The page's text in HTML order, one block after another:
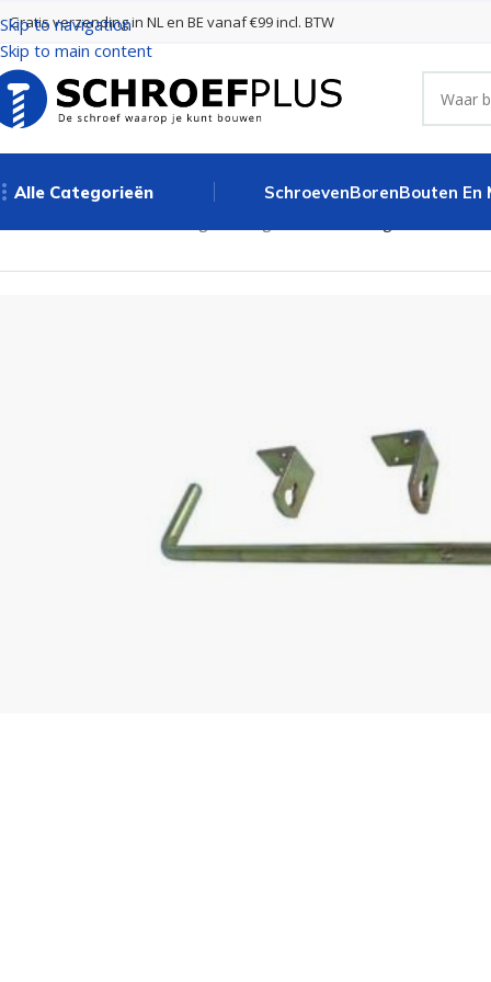
Skip to navigation
Skip to main content
Gratis verzending in NL en BE vanaf €99 incl. BTW
Alle Categorieën SchroevenBorenBouten En